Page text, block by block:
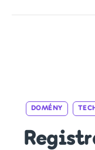
DOMÉNY